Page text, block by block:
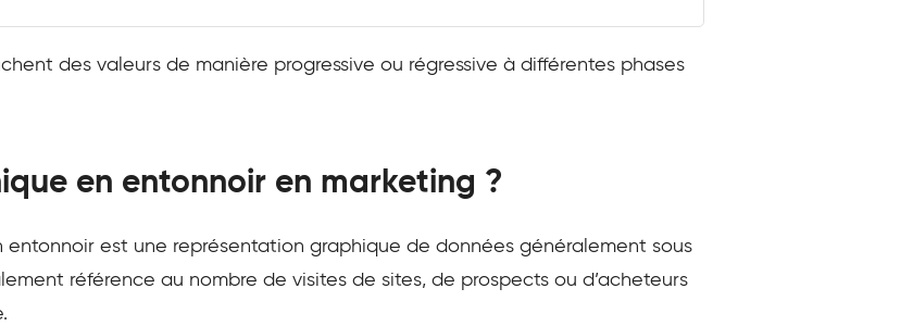
des valeurs de manière progressive ou régressive à différentes phases
en entonnoir en marketing ?
entonnoir est une représentation graphique de données généralement sous
référence au nombre de visites de sites, de prospects ou d’acheteurs